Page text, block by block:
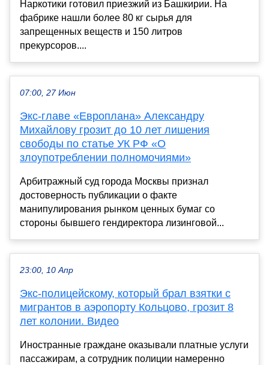
Наркотики готовил приезжий из Башкирии. На
фабрике нашли более 80 кг сырья для
запрещенных веществ и 150 литров
прекурсоров....
07:00, 27 Июн
Экс-главе «Европлана» Александру
Михайлову грозит до 10 лет лишения
свободы по статье УК РФ «О
злоупотреблении полномочиями»
Арбитражный суд города Москвы признал
достоверность публикации о факте
манипулирования рынком ценных бумаг со
стороны бывшего гендиректора лизинговой...
23:00, 10 Апр
Экс-полицейскому, который брал взятки с
мигрантов в аэропорту Кольцово, грозит 8
лет колонии. Видео
Иностранные граждане оказывали платные услуги
пассажирам, а сотрудник полиции намеренно